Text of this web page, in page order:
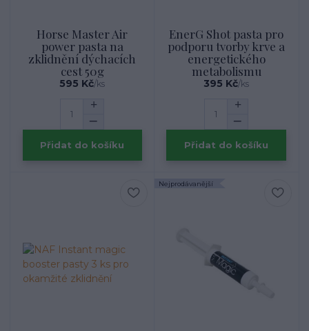
Horse Master Air
power pasta na
zklidnění dýchacích
cest 50g
595 Kč/ks
Přidat do košíku
EnerG Shot pasta pro
podporu tvorby krve a
energetického
metabolismu
395 Kč/ks
Přidat do košíku
Nejprodávanější